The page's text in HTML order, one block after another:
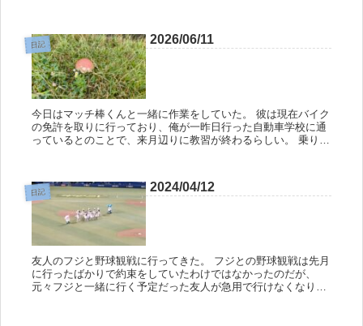
日記 2026/06/11
今日はマッチ棒くんと一緒に作業をしていた。 彼は現在バイク
の免許を取りに行っており、俺が一昨日行った自動車学校に通
っているとのことで、来月辺りに教習が終わるらしい。 乗りた
日記 2024/04/12
友人のフジと野球観戦に行ってきた。 フジとの野球観戦は先月
に行ったばかりで約束をしていたわけではなかったのだが、
元々フジと一緒に行く予定だった友人が急用で行けなくなり、